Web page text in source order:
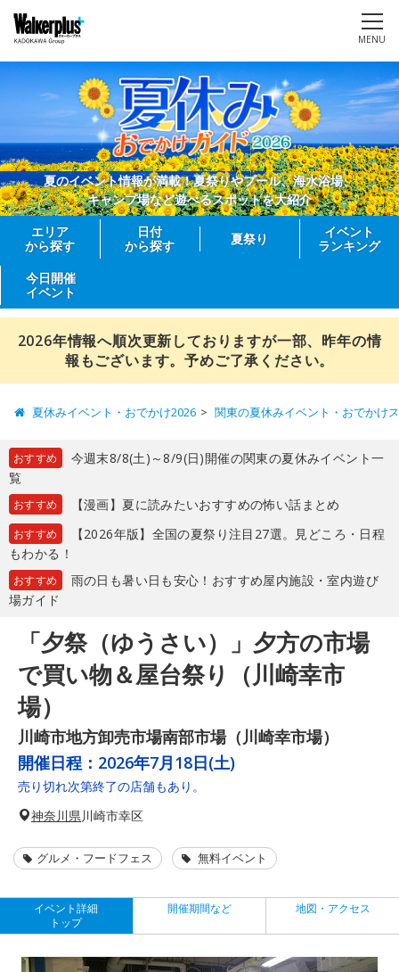
MENU
夏のイベント情報が満載！夏祭りやプール、海水浴場、
キャンプ場など遊べるスポットを大紹介
エリア
から探す
日付
から探す
夏祭り
イベント
ランキング
今日開催
イベント
2026年情報へ順次更新しておりますが一部、昨年の情
報もございます。予めご了承ください。
夏休みイベント・おでかけ2026 関東の夏休みイベント・おでかけ
おすすめ
今週末8/8(土)～8/9(日)開催の関東の夏休みイベント一
覧
おすすめ 【漫画】夏に読みたいおすすめの怖い話まとめ
おすすめ
【2026年版】全国の夏祭り注目27選。見どころ・日程
もわかる！
おすすめ
雨の日も暑い日も安心！おすすめ屋内施設・室内遊び
場ガイド
「夕祭（ゆうさい）」夕方の市場
で買い物＆屋台祭り（川崎幸市
場）
川崎市地方卸売市場南部市場（川崎幸市場）
開催日程： 2026年7月18日(土)
売り切れ次第終了の店舗もあり。
神奈川県 川崎市幸区
グルメ・フードフェス 無料イベント
イベント詳細
トップ
開催期間など 地図・アクセス